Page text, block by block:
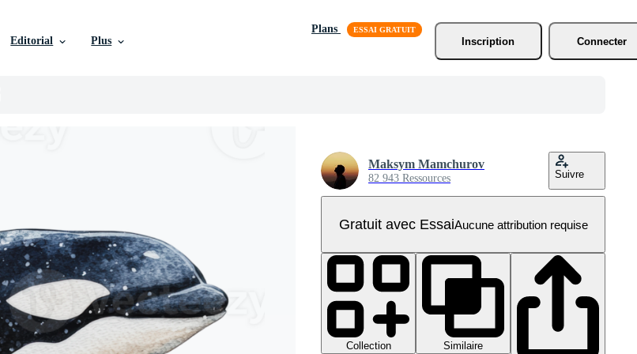
Editorial Plus
Plans
Inscription
Connecter
Maksym Mamchurov
82 943 Ressources Suivre
Gratuit avec EssaiAucune attribution requise
Collection
Similaire